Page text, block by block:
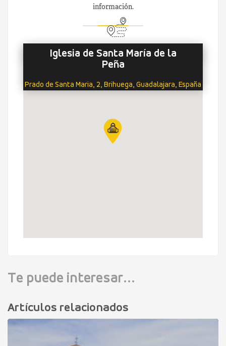
información.
Iglesia de Santa María de la
Peña
Prado de Santa Maria, 2, Brihuega, Guadalajara, España
Te puede interesar...
Artículos relacionados